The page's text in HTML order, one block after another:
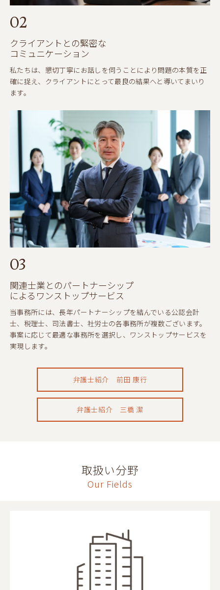
02
クライアントとの緊密な
コミュニケーション
私たちは、懇切丁寧にお話しを伺うことにより問題の本質を正
確に捉え、クライアントにとって最良の結果へと導いてまいり
ます。
03
関連士業とのパートナーシップ
によるワンストップサービス
当事務所には、長年パートナーシップを結んでいる公認会計
士、税理士、司法書士、社労士の各事務所が複数ございます。
事案に応じて最適な事務所を選択し、ワンストップサービスを
実現します。
弁護士紹介 前田 康行
弁護士紹介 三橋 潔
取扱い分野
Our Fields